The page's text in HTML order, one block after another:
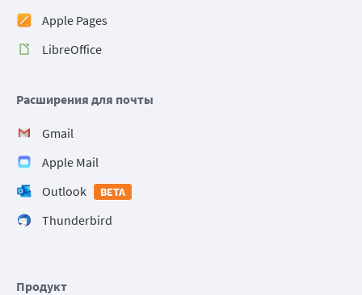
Apple Pages
LibreOffice
Расширения для почты
Gmail
Apple Mail
Outlook
BETA
Thunderbird
Продукт